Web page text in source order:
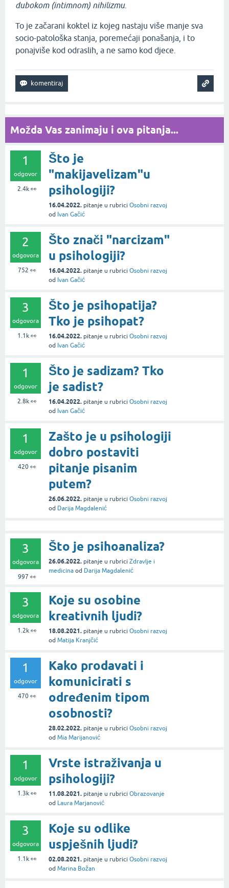
dubokom (intimnom) nihilizmu.
To je začarani koktel iz kojeg nastaju više manje sva
socio-patološka stanja, poremećaji ponašanja, i to
ponajviše kod odraslih, a ne samo kod djece.
Možda Vas zanimaju i ova pitanja...
1
odgovor
2.4k👀
Što je
"makijavelizam"u
psihologiji?
16.04.2022. pitanje u rubrici Osobni razvoj
od Ivan Gačić
2
odgovora
752 👀
Što znači "narcizam"
u psihologiji?
16.04.2022. pitanje u rubrici Osobni razvoj
od Ivan Gačić
3
odgovora
1.1k👀
Što je psihopatija?
Tko je psihopat?
16.04.2022. pitanje u rubrici Osobni razvoj
od Ivan Gačić
1
odgovor
2.8k👀
Što je sadizam? Tko
je sadist?
16.04.2022. pitanje u rubrici Osobni razvoj
od Ivan Gačić
1
odgovor
420👀
Zašto je u psihologiji
dobro postaviti
pitanje pisanim
putem?
26.06.2022. pitanje u rubrici Osobni razvoj
od Darija Magdalenić
3
odgovora
997 👀
Što je psihoanaliza?
26.06.2022. pitanje u rubrici Zdravlje i
medicina od Darija Magdalenić
3
odgovora
1.2k👀
Koje su osobine
kreativnih ljudi?
18.08.2021. pitanje u rubrici Osobni razvoj
od Matija Kranjčić
1
odgovor
470👀
Kako prodavati i
komunicirati s
određenim tipom
osobnosti?
28.02.2022. pitanje u rubrici Osobni razvoj
od Mia Marijanović
1
odgovor
1.3k👀
Vrste istraživanja u
psihologiji?
11.08.2021. pitanje u rubrici Obrazovanje
od Laura Marjanović
3
odgovora
1.1k👀
Koje su odlike
uspješnih ljudi?
02.08.2021. pitanje u rubrici Osobni razvoj
od Marina Božan